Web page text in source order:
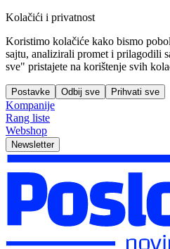
Kolačići i privatnost
Koristimo kolačiće kako bismo
sajtu, analizirali promet i prilagodili
sve" pristajete na korištenje svih
Postavke Odbij sve Prihvati sve
Kompanije
Rang liste
Webshop
Newsletter